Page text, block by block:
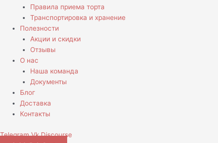
Правила приема торта
Транспортировка и хранение
Полезности
Акции и скидки
Отзывы
О нас
Наша команда
Документы
Блог
Доставка
Контакты
Telegram Vk Discourse